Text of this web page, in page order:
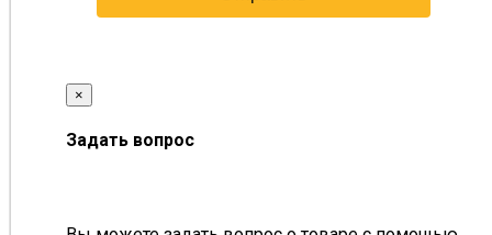
×
Задать вопрос